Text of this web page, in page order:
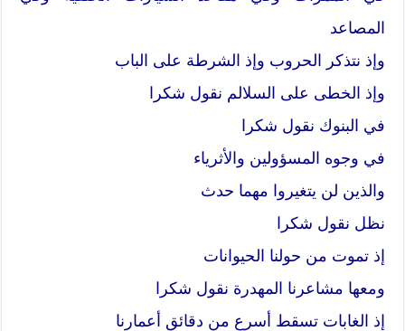
المصاعد
وإذ نتذكر الحروب وإذ الشرطة على الباب
وإذ الخطى على السلالم نقول شكرا
في البنوك نقول شكرا
في وجوه المسؤولين والأثرياء
والذين لن يتغيروا مهما حدث
نظل نقول شكرا
إذ تموت من حولنا الحيوانات
ومعها مشاعرنا المهدرة نقول شكرا
إذ الغابات تسقط أسرع من دقائق أعمارنا